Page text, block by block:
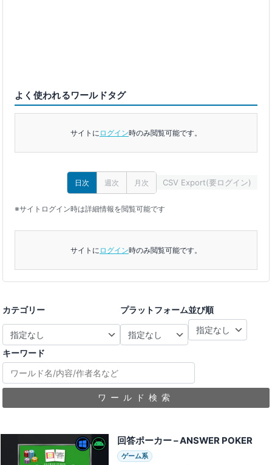
よく使われるワールドタグ
サイトに ログイン時のみ閲覧可能です。
日次 週次 月次 CSV Export(要ログイン)
※サイトログイン時は詳細情報を閲覧可能です
サイトに ログイン時のみ閲覧可能です。
カテゴリー プラットフォーム並び順
キーワード
ワールド検索
回答ポーカー – ANSWER POKER
ゲーム系